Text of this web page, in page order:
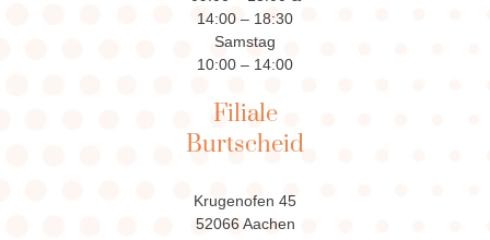
14:00 – 18:30
Samstag
10:00 – 14:00
Filiale
Burtscheid
Krugenofen 45
52066 Aachen